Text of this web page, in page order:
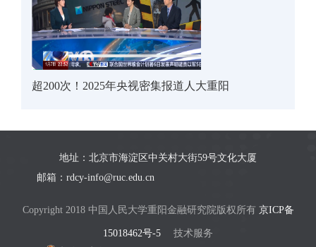
超200次！2025年央视密集报道人大重阳
地址：北京市海淀区中关村大街59号文化大厦
邮箱：rdcy-info@ruc.edu.cn
Copyright 2018 中国人民大学重阳金融研究院版权所有 京ICP备
15018462号-5
技术服务